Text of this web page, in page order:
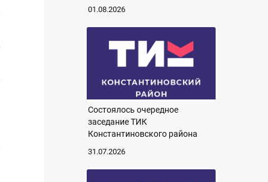
01.08.2026
Состоялось очередное
заседание ТИК
Константиновского района
31.07.2026